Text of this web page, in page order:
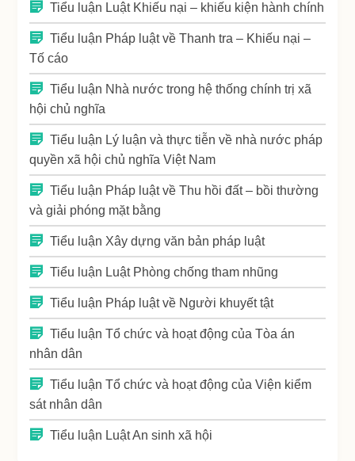
Tiểu luận Luật Khiếu nại – khiếu kiện hành chính
Tiểu luận Pháp luật về Thanh tra – Khiếu nại –
Tố cáo
Tiểu luận Nhà nước trong hệ thống chính trị xã
hội chủ nghĩa
Tiểu luận Lý luận và thực tiễn về nhà nước pháp
quyền xã hội chủ nghĩa Việt Nam
Tiểu luận Pháp luật về Thu hồi đất – bồi thường
và giải phóng mặt bằng
Tiểu luận Xây dựng văn bản pháp luật
Tiểu luận Luật Phòng chống tham nhũng
Tiểu luận Pháp luật về Người khuyết tật
Tiểu luận Tổ chức và hoạt động của Tòa án
nhân dân
Tiểu luận Tổ chức và hoạt động của Viện kiểm
sát nhân dân
Tiểu luận Luật An sinh xã hội